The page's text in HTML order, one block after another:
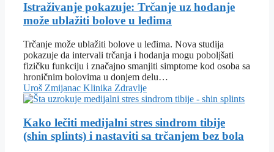
Istraživanje pokazuje: Trčanje uz hodanje
može ublažiti bolove u leđima
Trčanje može ublažiti bolove u leđima. Nova studija
pokazuje da intervali trčanja i hodanja mogu poboljšati
fizičku funkciju i značajno smanjiti simptome kod osoba sa
hroničnim bolovima u donjem delu…
Uroš Zmijanac Klinika Zdravlje
Kako lečiti medijalni stres sindrom tibije
(shin splints) i nastaviti sa trčanjem bez bola